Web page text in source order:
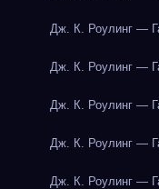
Дж. К. Роулинг —
Дж. К. Роулинг —
Дж. К. Роулинг —
Дж. К. Роулинг —
Дж. К. Роулинг —